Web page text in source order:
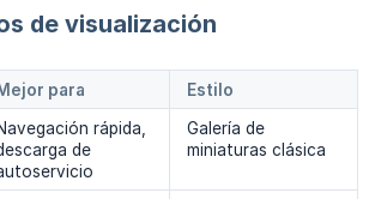
de visualización
para
Estilo
rápida,
de
Galería de
miniaturas clásica